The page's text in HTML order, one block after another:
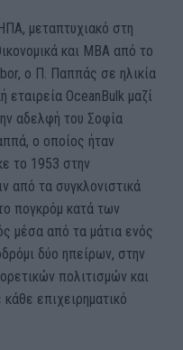
μεταπτυχιακό στη
και MBA από το
ο Π. Παππάς σε ηλικία
εταιρεία OceanBulk μαζί
αδελφή του Σοφία
ο οποίος ήταν
το 1953 στην
από τα συγκλονιστικά
πογκρόμ κατά των
μέσα από τα μάτια ενός
δύο ηπείρων, στην
πολιτισμών και
επιχειρηματικό